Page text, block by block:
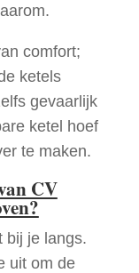
comfort;
ketels
gevaarlijk
ketel hoef
te maken.
CV
bij je langs.
uit om de